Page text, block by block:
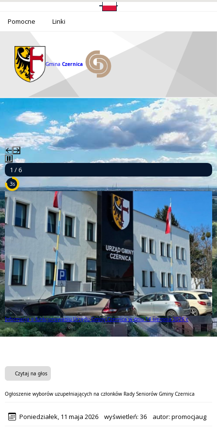
Pomocne Linki
Gmina Czernica
1 / 6
1s
Informacja o funkcjonowaniu Urzędu Gminy Czernica w dniu 14 sierpnia 2026 r.
Informacja o funkcjonowaniu Urzędu Gminy Czernica w dniu 14 sierpnia 2026 r.
Czytaj na głos
Ogłoszenie wyborów uzupełniających na członków Rady Seniorów Gminy Czernica
Poniedziałek, 11 maja 2026 wyświetleń: 36 autor: promocjaug